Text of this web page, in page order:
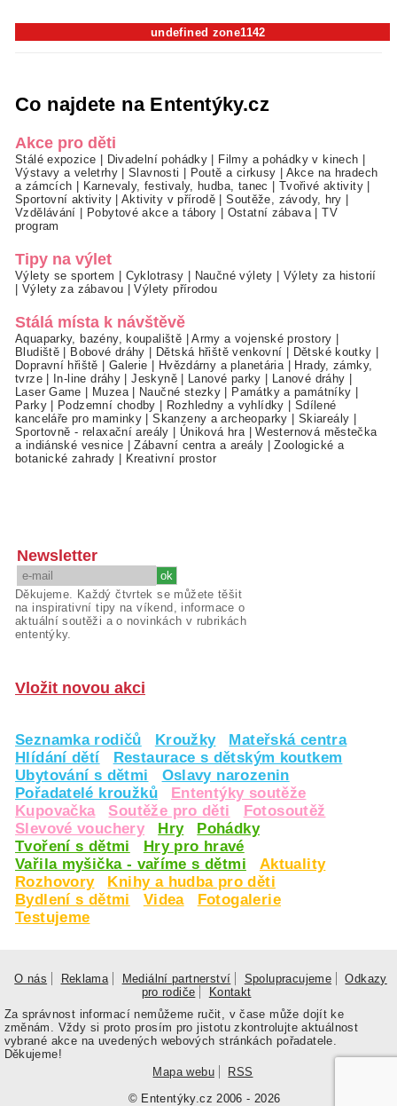
undefined zone1142
Co najdete na Ententýky.cz
Akce pro děti
Stálé expozice Divadelní pohádky Filmy a pohádky v kinech
Výstavy a veletrhy|Slavnosti Poutě a cirkusy
Akce na hradech
a zámcích
Karnevaly, festivaly, hudba, tanec Tvořivé aktivity
Sportovní aktivity|Aktivity v přírodě |Soutěže, závody, hry
Vzdělávání
Pobytové akce a tábory Ostatní zábava |TV
program
Tipy na výlet
Výlety se sportem Cyklotrasy Naučné výlety
Výlety za historií
Výlety za zábavou |Výlety přírodou
Stálá místa k návštěvě
Aquaparky, bazény, koupaliště |Army a vojenské prostory
Bludiště
Bobové dráhy Dětská hřiště venkovní Dětské koutky
Dopravní hřiště
Galerie Hvězdárny a planetária
Hrady, zámky,
tvrze| In-line dráhy |Jeskyně| Lanové parky Lanové dráhy
Laser Game
Muzea| Naučné stezky Památky a památníky
Parky| Podzemní chodby Rozhledny a vyhlídky
Sdílené
kanceláře pro maminky |Skanzeny a archeoparky Skiareály
Sportovně - relaxační areály
Úniková hra |Westernová městečka
a indiánské vesnice |Zábavní centra a areály |Zoologické a
botanické zahrady
Kreativní prostor
Newsletter
Děkujeme. Každý čtvrtek se můžete těšit
na inspirativní tipy na víkend, informace o
aktuální soutěži a o novinkách v rubrikách
ententýky.
Vložit novou akci
Seznamka rodičů Kroužky
Mateřská centra
Hlídání dětí
Restaurace s dětským koutkem
Ubytování s dětmi
Oslavy narozenin
Pořadatelé kroužků
Ententýky soutěže
Kupovačka
Soutěže pro děti
Fotosoutěž
Slevové vouchery
Hry
Pohádky
Tvoření s dětmi
Hry pro hravé
Vařila myšička - vaříme s dětmi
Aktuality
Rozhovory
Knihy a hudba pro děti
Bydlení s dětmi
Videa
Fotogalerie
Testujeme
O nás Reklama Mediální partnerství Spolupracujeme
Odkazy
pro rodiče
Kontakt
© Ententýky.cz 2006 - 2026
Za správnost informací nemůžeme ručit, v čase může dojít ke
změnám. Vždy si proto prosím pro jistotu zkontrolujte aktuálnost
vybrané akce na uvedených webových stránkách pořadatele.
Děkujeme!
Mapa webu
RSS